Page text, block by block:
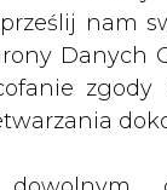
prześlij nam
Danych
z